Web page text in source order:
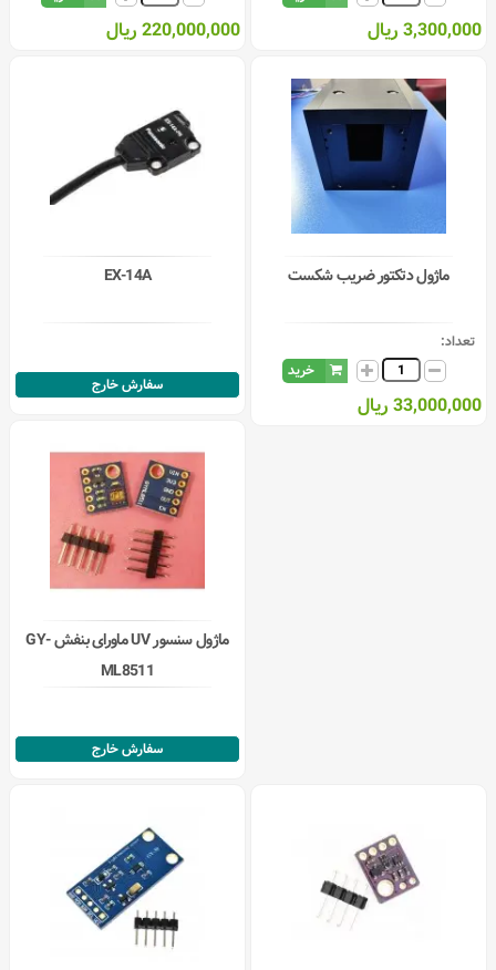
3,300,000 ریال 220,000,000 ریال
ماژول دتکتور ضریب شکست
تعداد:
خرید
33,000,000 ریال
EX-14A
سفارش خارج
ماژول سنسور UV ماورای بنفش GY-
ML8511
سفارش خارج